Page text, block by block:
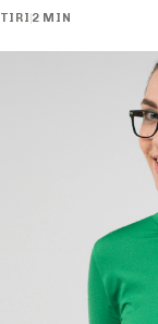
2 MIN